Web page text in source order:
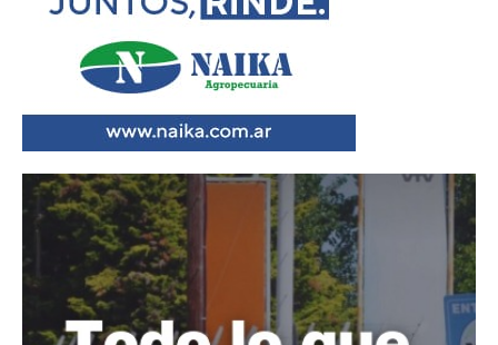
Reproductor
de
vídeo